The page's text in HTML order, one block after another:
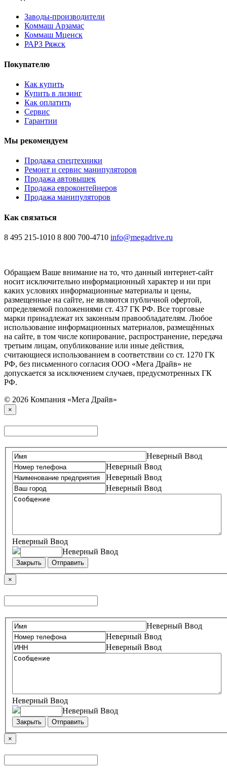
Заводы-производители
Коммаш Арзамас
Коммаш Мценск
РАРЗ Ряжск
Покупателю
Как купить
Купить в лизинг
Как оплатить
Сервис
Гарантии
Мы рекомендуем
Продажа спецтехники
Ремонт и сервис манипуляторов
Продажа автовышек
Продажа евроконтейнеров
Продажа манипуляторов
Как связаться
8 495 215-1010 8 800 700-4710 info@megadrive.ru
Обращаем Ваше внимание на то, что данный интернет-сайт
носит исключительно информационный характер и ни при
каких условиях информационные материалы и цены,
размещенные на сайте, не являются публичной офертой,
определяемой положениями ст. 437 ГК РФ. Все торговые
марки принадлежат их законным правообладателям. Любое
использование информационных материалов, размещённых
на сайте, в том числе копирование, распространение, передача
третьим лицам, опубликование или иные действия,
считающиеся использованием в соответствии со ст. 1270 ГК
РФ, без письменного согласия ООО «Мега Драйв» не
допускается за исключением случаев, предусмотренных ГК
РФ.
© 2026 Компания «Мега Драйв»
×
Неверный Ввод
Неверный Ввод
Неверный Ввод
Неверный Ввод
Неверный Ввод
Неверный Ввод
Закрыть Отправить
×
Неверный Ввод
Неверный Ввод
Неверный Ввод
Неверный Ввод
Неверный Ввод
Закрыть Отправить
×